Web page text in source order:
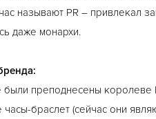
называют PR – привлекал
даже монархи.
были преподнесены
браслет (сейчас они